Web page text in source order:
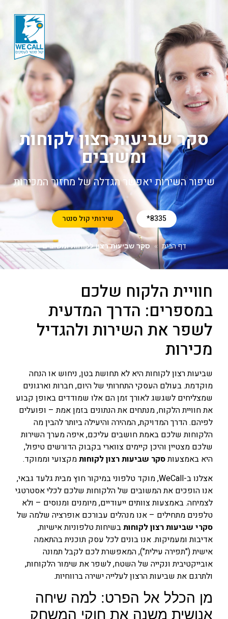
סקר שביעות רצון לקוחות
ומשובים
שיפור השירות יאפשר הגדלה של מחזור המכירות
8335* שירותי קול סנטר
דף הבית » סקר שביעות רצון לקוחות ומשובים
חוויית הלקוח שלכם
במספרים: הדרך המדעית
לשפר את השירות ולהגדיל
מכירות
שביעות רצון לקוחות היא לא תחושת בטן, ניחוש או הנחה
מוקדמת. בעולם העסקי התחרותי של היום, חברות וארגונים
שמצליחים לשגשג לאורך זמן הם אלו שמודדים באופן קבוע
את חוויית הלקוח, מנתחים את הנתונים בזמן אמת – ופועלים
לפיהם. הדרך המדויקת, המהירה והיעילה ביותר להבין מה
הלקוחות שלכם באמת חושבים עליכם, איפה מערך השירות
שלכם מצטיין והיכן קיימים צווארי בקבוק הדורשים טיפול,
היא באמצעותסקר שביעות רצון לקוחותמקצועי וממוקד.
אצלנו ב-WeCall, מוקד טלפוני במיקור חוץ מבית גלעד גבאי,
אנו הופכים את המשובים של הלקוחות שלכם לכלי אסטרטגי
לצמיחה. באמצעות צוותים ייעודיים, מיומנים ומנוסים – ולא
טלפנים מתחילים – אנו מנהלים עבורכם אופרציה שלמה של
סקרי שביעות רצון לקוחותבשיחות טלפוניות אישיות,
אדיבות ומעמיקות. אנו בונים לכל עסק תוכנית בהתאמה
אישית ("תפירה עילית"), המאפשרת לכם לקבל תמונה
אובייקטיבית ונקייה של השטח, לשפר את שימור הלקוחות,
ולתרגם את שביעות הרצון לעלייה ישירה ברווחיות.
מן הכלל אל הפרט: למה שיחה
אנושית משנה את חוקי המשחק